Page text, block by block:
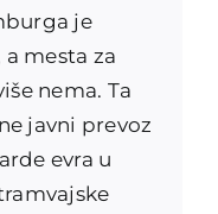
je
mesta za
nema. Ta
javni prevoz
evra u